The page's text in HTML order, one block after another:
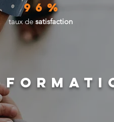
96%
taux desatisfaction